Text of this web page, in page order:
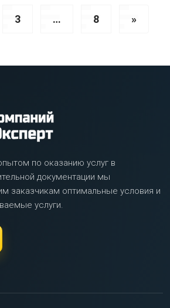
3 … 8 »
по оказанию услуг в
документации мы
заказчикам оптимальные условия и
услуги.